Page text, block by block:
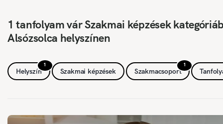
1 tanfolyam vár Szakmai képzések
Alsózsolca helyszínen
1
Helyszín Szakmai képzések
1
Szakmacsoport